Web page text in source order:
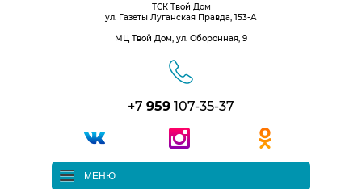
ТСК Твой Дом
ул. Газеты Луганская Правда, 153-А
МЦ Твой Дом, ул. Оборонная, 9
+7 959 107-35-37
МЕНЮ